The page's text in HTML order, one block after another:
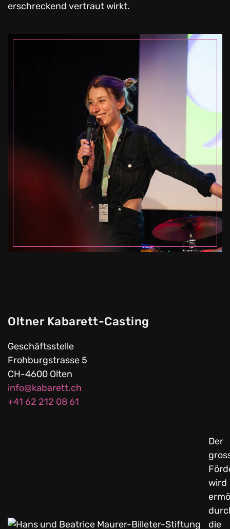
erschreckend vertraut wirkt.
Oltner Kabarett-Casting
Geschäftsstelle
Frohburgstrasse 5
CH-4600 Olten
info@kabarett.ch
+41 62 212 08 61
Der
wird
die